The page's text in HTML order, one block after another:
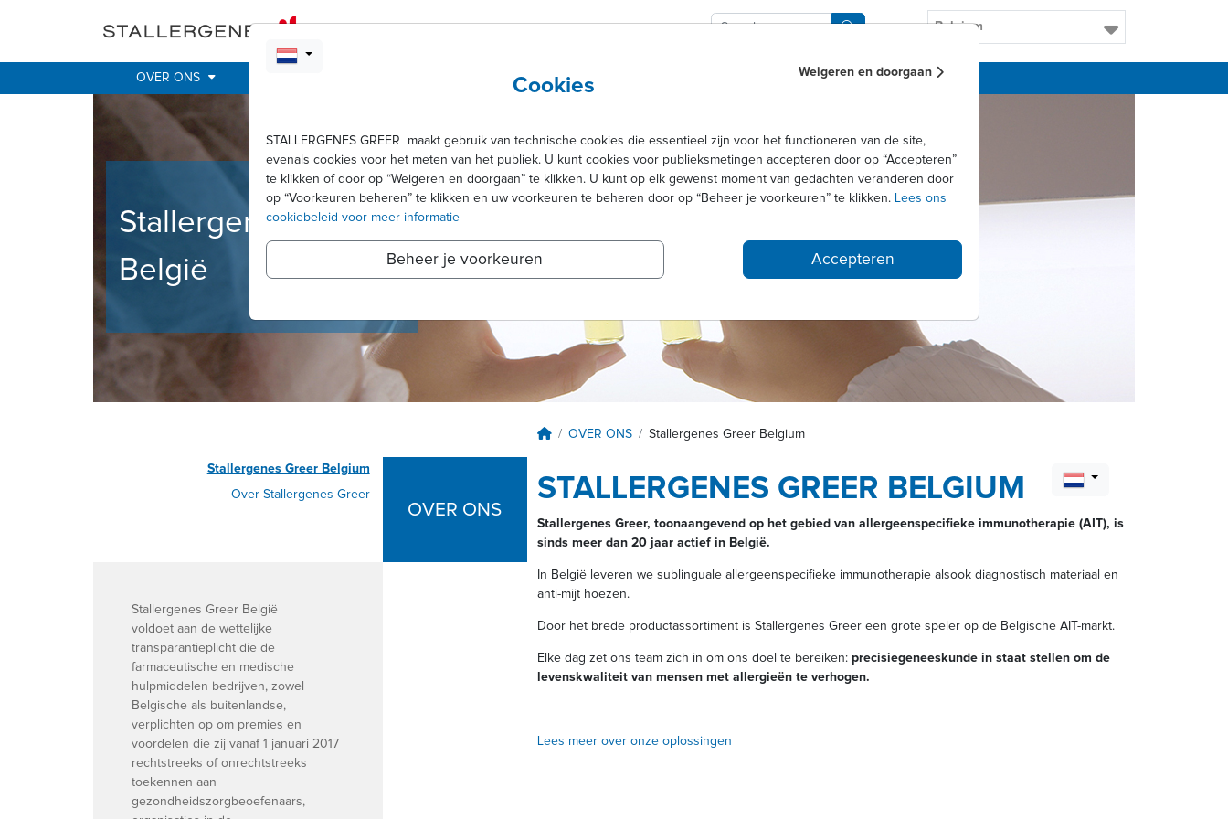
Belgium
OVER ONS VACATURES
Stallergenes Greer
België
Breadcrumb
OVER ONS Stallergenes Greer Belgium
Stallergenes Greer Belgium
Over Stallergenes Greer
OVER ONS
Stallergenes Greer België
voldoet aan de wettelijke
transparantieplicht die de
farmaceutische en medische
hulpmiddelen bedrijven, zowel
Belgische als buitenlandse,
verplichten op om premies en
voordelen die zij vanaf 1 januari 2017
rechtstreeks of onrechtstreeks
toekennen aan
gezondheidszorgbeoefenaars,
STALLERGENES GREER BELGIUM
Stallergenes Greer, toonaangevend op het gebied van allergeenspecifieke immunotherapie (AIT), is
sinds meer dan 20 jaar actief in België.
In België leveren we sublinguale allergeenspecifieke immunotherapie alsook diagnostisch materiaal en
anti-mijt hoezen.
Door het brede productassortiment is Stallergenes Greer een grote speler op de Belgische AIT-markt.
Elke dag zet ons team zich in om ons doel te bereiken: precisiegeneeskunde in staat stellen om de
levenskwaliteit van mensen met allergieën te verhogen.
Lees meer over onze oplossingen
Cookies
Weigeren en doorgaan
STALLERGENES GREER maakt gebruik van technische cookies die essentieel zijn voor het functioneren van de site,
evenals cookies voor het meten van het publiek. U kunt cookies voor publieksmetingen accepteren door op “Accepteren”
te klikken of door op “Weigeren en doorgaan” te klikken. U kunt op elk gewenst moment van gedachten veranderen door
op “Voorkeuren beheren” te klikken en uw voorkeuren te beheren door op “Beheer je voorkeuren” te klikken.
Lees ons
cookiebeleid voor meer informatie
Beheer je voorkeuren Accepteren